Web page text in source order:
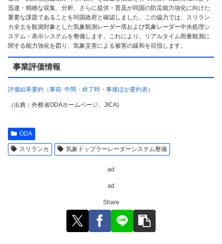
迅速・精緻な収集、分析、さらに提供・普及が同国の防災能力強化に向けた
重要な課題であることを同国政府と確認しました。この協力では、スリラン
カ全土を観測対象とした気象観測レーダー塔および気象レーダー中央処理シ
ステム・表示システムを整備します。これにより、リアルタイム雨量観測に
関する能力強化を図り、気象災害による被害の緩和を目指します。
事業評価情報
評価結果要約（事前･中間・終了時・事後ほか要約表）
（出典：外務省ODAホームページ、JICA)
ODA
スリランカ 気象ドップラーレーダーシステム整備
ad
ad
Share